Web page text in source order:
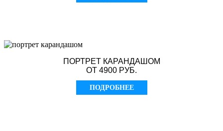
ПОРТРЕТ КАРАНДАШОМ
ОТ 4900 РУБ.
ПОДРОБНЕЕ